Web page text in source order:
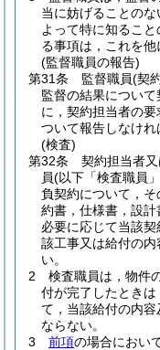
当に妨げることの
よって特に知るこ
る事項は，これを他
(監督職員の報告)
第31条
監督職員(契
監督の結果につい
に，契約担当者の
ついて報告しなけれ
(検査)
第32条
契約担当者
員(以下「検査職員
負契約について，
約書，仕様書，設計
必要に応じて当該
該工事又は給付の
い。
2
検査職員は，物件
付が完了したとき
て，当該給付の内
ならない。
3
前項の場合におい